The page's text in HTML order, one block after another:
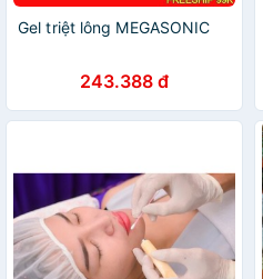
Gel triệt lông MEGASONIC
243.388 đ